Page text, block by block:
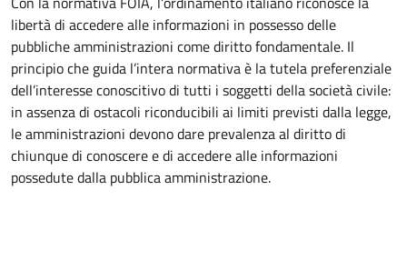
libertà di accedere alle informazioni in possesso delle
pubbliche amministrazioni come diritto fondamentale. Il
principio che guida l’intera normativa è la tutela preferenziale
dell’interesse conoscitivo di tutti i soggetti della società civile:
in assenza di ostacoli riconducibili ai limiti previsti dalla legge,
le amministrazioni devono dare prevalenza al diritto di
chiunque di conoscere e di accedere alle informazioni
possedute dalla pubblica amministrazione.